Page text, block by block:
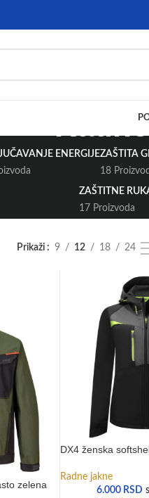
ENERGIJEZAŠTITA
18
ZAŠTITNE
17 Proizvoda
Prikaži 9 12 18 24
zelena
DX4 ženska
Radne jakne
6.000 RSD